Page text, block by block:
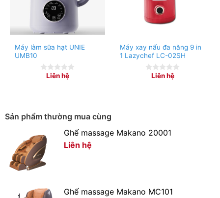
nước nóng, có thể loại bỏ dầu mỡ và cặn bẩn một cách
– Ngoài ra, máy làm sữa hạt còn được trang bị thêm chế
độ hâm nóng, trộn và tính năng hẹn giờ nấu thông minh.
Máy làm sữa hạt UNIE
UMB10
Liên hệ
Máy xay nấu đa năng 9 in
1 Lazychef LC-02SH
Liên hệ
Sản phẩm thường mua cùng
Ghế massage Makano 20001
Liên hệ
Ghế massage Makano MC101